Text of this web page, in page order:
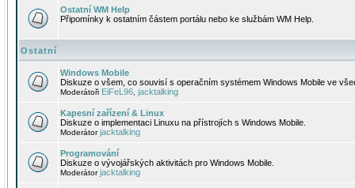
Ostatní WM Help
Připomínky k ostatním částem portálu nebo ke službám WM Help.
Ostatní
Windows Mobile
Diskuze o všem, co souvisí s operačním systémem Windows Mobile ve
Moderátoři EiFeL96 jacktalking
Kapesní zařízení & Linux
Diskuze o implementaci Linuxu na přístrojích s Windows Mobile.
Moderátorjacktalking
Programování
Diskuze o vývojářských aktivitách pro Windows Mobile.
Moderátorjacktalking